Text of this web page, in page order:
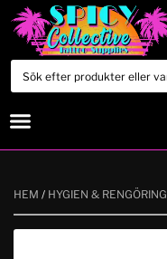
HEM / HYGIEN & RENGÖRING